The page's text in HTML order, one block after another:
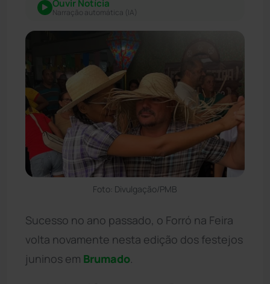
Ouvir Notícia
Narração automática (IA)
Foto: Divulgação/PMB
Sucesso no ano passado, o Forró na Feira
volta novamente nesta edição dos festejos
juninos em Brumado